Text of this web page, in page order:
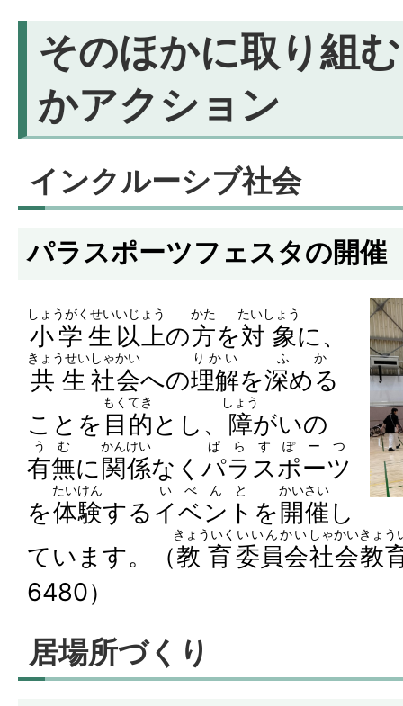
そのほかに取り組
かアクション
インクルーシブ社会
パラスポーツフェスタの開催
小学生
しょうがくせい
以上
いじょう
の方
かた
を対象
たいしょう
に、
共生
きょうせい
社会
しゃかい
への理解
りかい
を深める
ふか
ことを 目的
もくてき
とし、 障
しょう
がいの
有無
うむ
に関係
かんけい
なく パラスポーツ
ぱらすぽーつ
を体験
たいけん
するイベント
いべんと
を開催
かいさい
し
ています。（教育
きょういく
委員会
いいんかい
社会
しゃかい
教
きょう
6480）
居場所づくり